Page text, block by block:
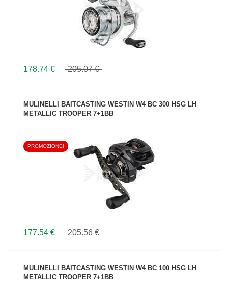
178.74 € 205.07 €
MULINELLI BAITCASTING WESTIN W4 BC 300 HSG LH
METALLIC TROOPER 7+1BB
VEDI IL PRODOTTO
PROMOZIONE!
177.54 € 205.56 €
MULINELLI BAITCASTING WESTIN W4 BC 100 HSG LH
METALLIC TROOPER 7+1BB